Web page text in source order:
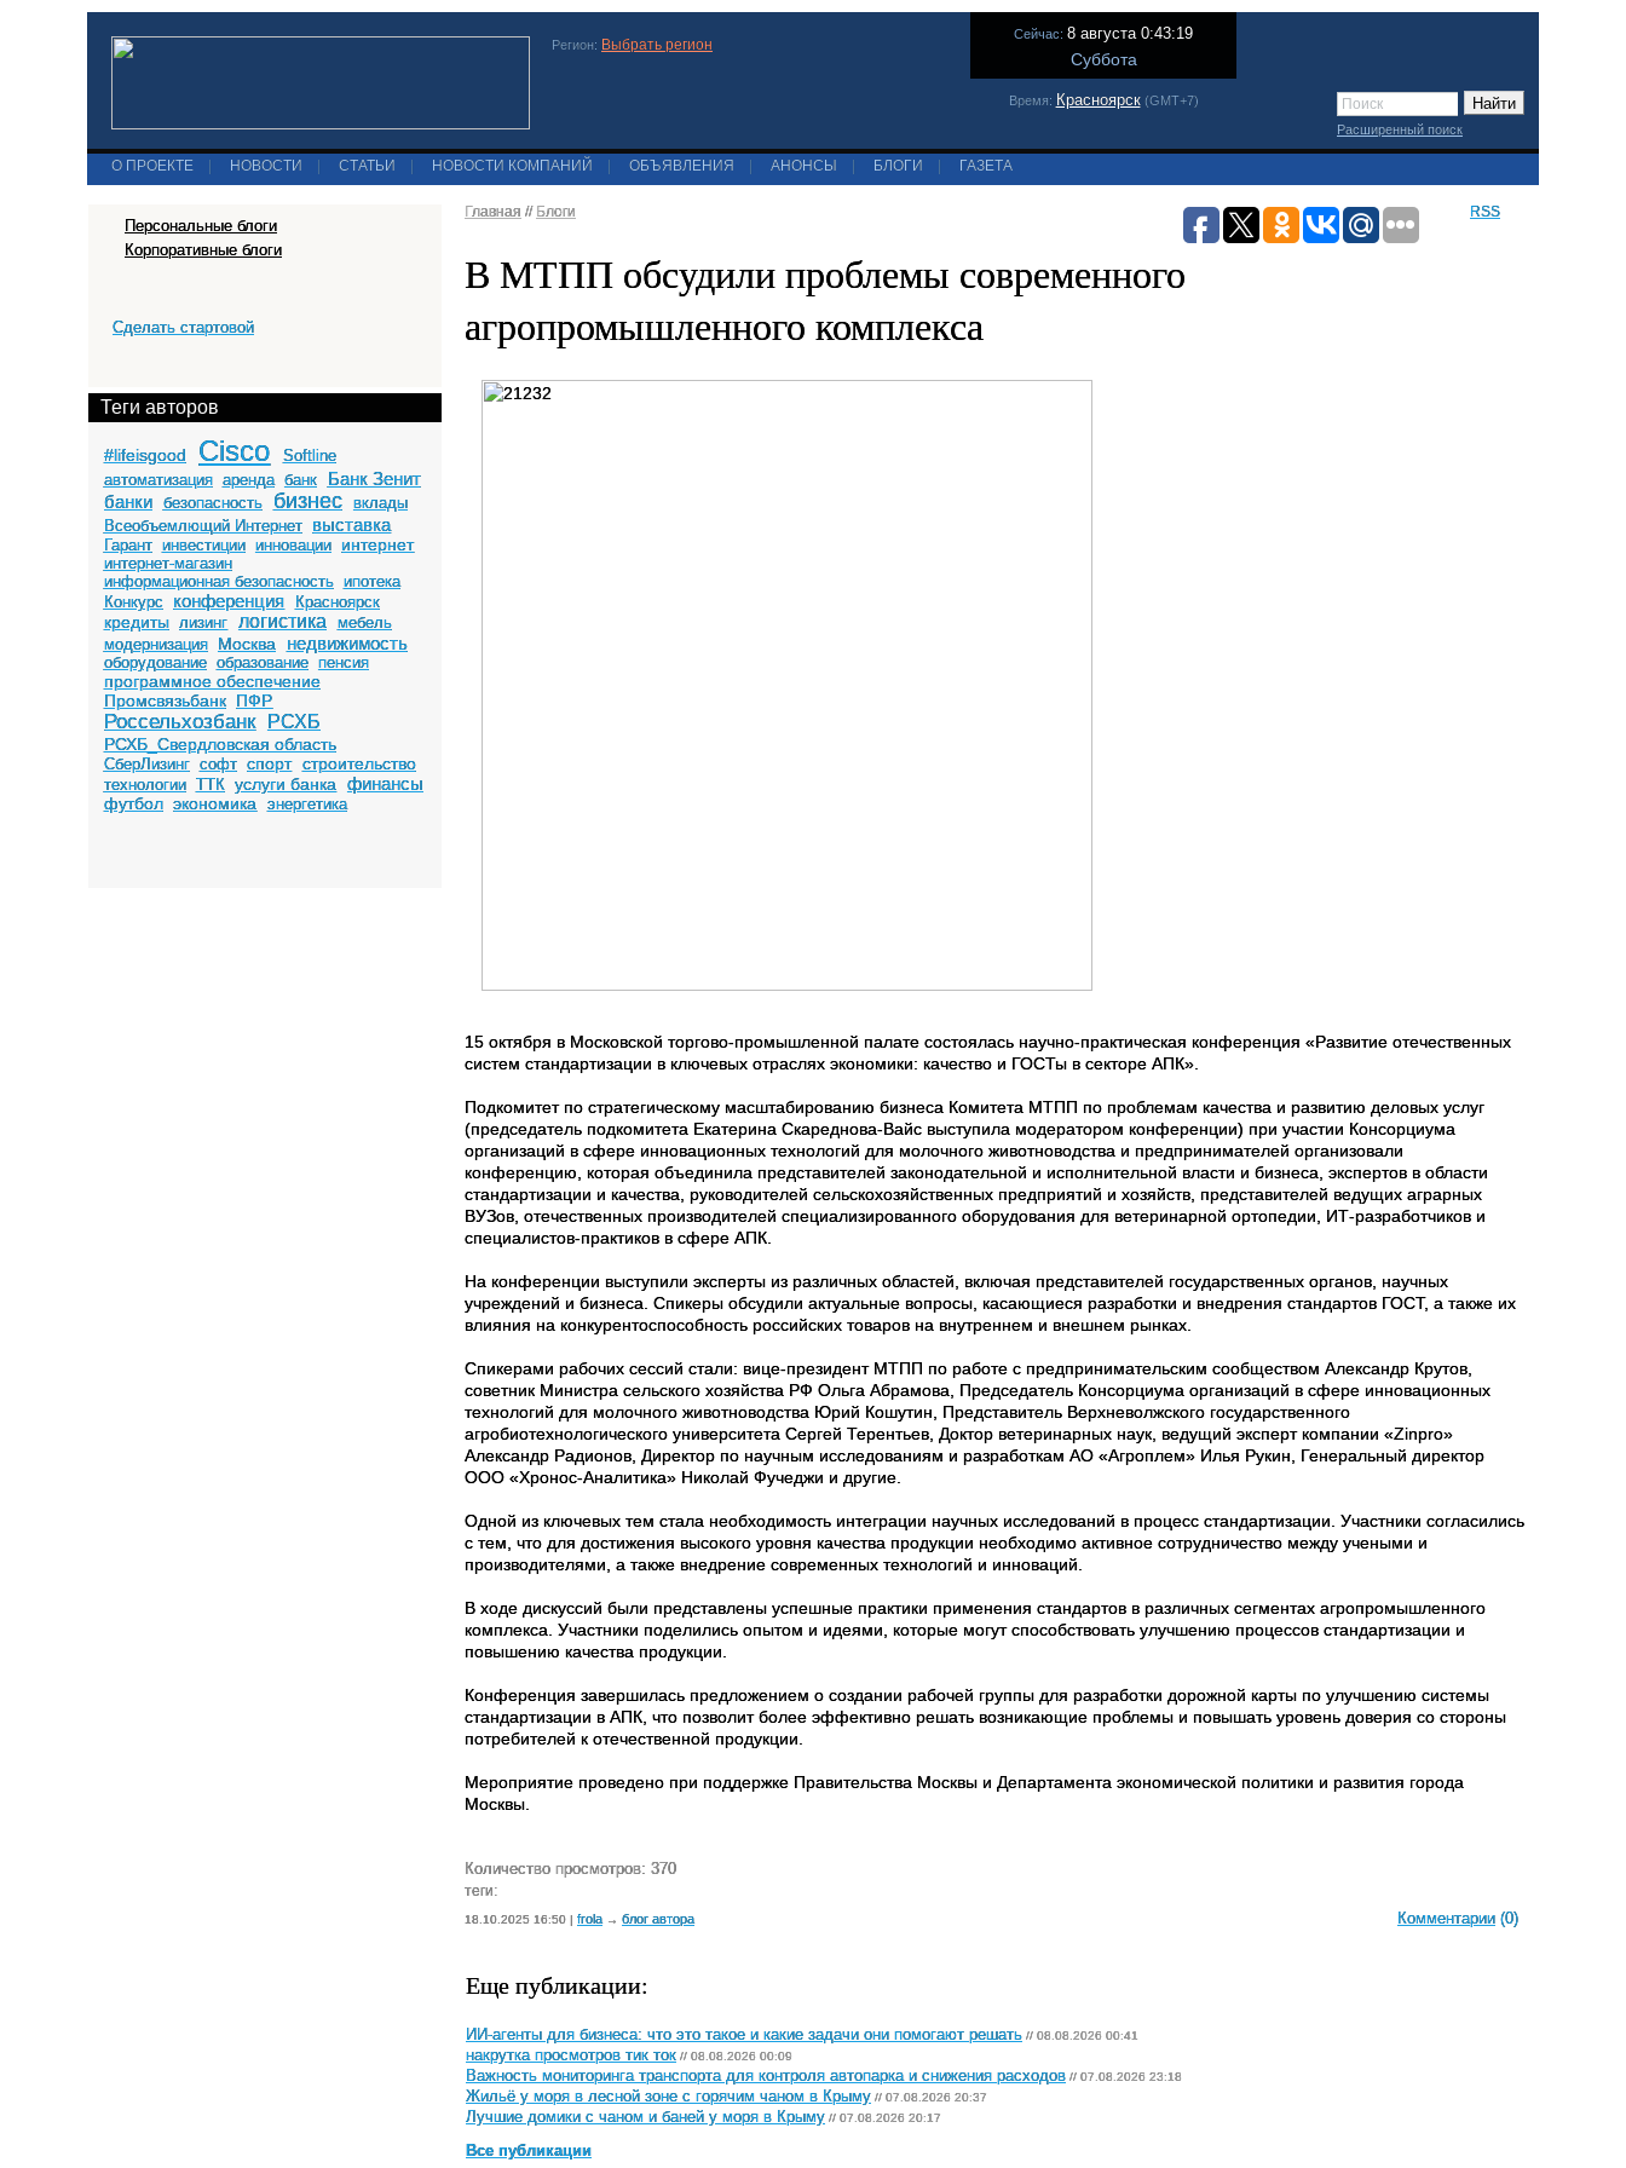
Регион: Выбрать регион
Сейчас: 8 августа 0:43:19
Суббота
Время: Красноярск(GMT+7)
Расширенный поиск
О ПРОЕКТЕ НОВОСТИ СТАТЬИ НОВОСТИ КОМПАНИЙ ОБЪЯВЛЕНИЯ АНОНСЫ БЛОГИ ГАЗЕТА
Персональные блоги
Корпоративные блоги
Сделать стартовой
Теги авторов
#lifeisgood Cisco
Softline
автоматизация аренда банк
Банк Зенит
банки безопасность бизнес
вклады
Всеобъемлющий Интернет
выставка
Гарант инвестиции инновации интернет
интернет-магазин
информационная безопасность ипотека
Конкурс
конференция Красноярск
кредиты лизинг логистика
мебель
модернизация
Москва недвижимость
оборудование образование пенсия
программное обеспечение
Промсвязьбанк ПФР
Россельхозбанк РСХБ
РСХБ_Свердловская область
СберЛизинг софт спорт строительство
технологии ТТК услуги банка финансы
футбол экономика энергетика
Главная // Блоги RSS
В МТПП обсудили проблемы современного
агропромышленного комплекса
15 октября в Московской торгово-промышленной палате состоялась научно-практическая конференция «Развитие отечественных
систем стандартизации в ключевых отраслях экономики: качество и ГОСТы в секторе АПК».
Подкомитет по стратегическому масштабированию бизнеса Комитета МТПП по проблемам качества и развитию деловых услуг
(председатель подкомитета Екатерина Скареднова-Вайс выступила модератором конференции) при участии Консорциума
организаций в сфере инновационных технологий для молочного животноводства и предпринимателей организовали
конференцию, которая объединила представителей законодательной и исполнительной власти и бизнеса, экспертов в области
стандартизации и качества, руководителей сельскохозяйственных предприятий и хозяйств, представителей ведущих аграрных
ВУЗов, отечественных производителей специализированного оборудования для ветеринарной ортопедии, ИТ-разработчиков и
специалистов-практиков в сфере АПК.
На конференции выступили эксперты из различных областей, включая представителей государственных органов, научных
учреждений и бизнеса. Спикеры обсудили актуальные вопросы, касающиеся разработки и внедрения стандартов ГОСТ, а также их
влияния на конкурентоспособность российских товаров на внутреннем и внешнем рынках.
Спикерами рабочих сессий стали: вице-президент МТПП по работе с предпринимательским сообществом Александр Крутов,
советник Министра сельского хозяйства РФ Ольга Абрамова, Председатель Консорциума организаций в сфере инновационных
технологий для молочного животноводства Юрий Кошутин, Представитель Верхневолжского государственного
агробиотехнологического университета Сергей Терентьев, Доктор ветеринарных наук, ведущий эксперт компании «Zinpro»
Александр Радионов, Директор по научным исследованиям и разработкам АО «Агроплем» Илья Рукин, Генеральный директор
ООО «Хронос-Аналитика» Николай Фучеджи и другие.
Одной из ключевых тем стала необходимость интеграции научных исследований в процесс стандартизации. Участники согласились
с тем, что для достижения высокого уровня качества продукции необходимо активное сотрудничество между учеными и
производителями, а также внедрение современных технологий и инноваций.
В ходе дискуссий были представлены успешные практики применения стандартов в различных сегментах агропромышленного
комплекса. Участники поделились опытом и идеями, которые могут способствовать улучшению процессов стандартизации и
повышению качества продукции.
Конференция завершилась предложением о создании рабочей группы для разработки дорожной карты по улучшению системы
стандартизации в АПК, что позволит более эффективно решать возникающие проблемы и повышать уровень доверия со стороны
потребителей к отечественной продукции.
Мероприятие проведено при поддержке Правительства Москвы и Департамента экономической политики и развития города
Москвы.
Количество просмотров: 370
теги:
18.10.2025 16:50 | frola → блог автора Комментарии (0)
Еще публикации:
ИИ-агенты для бизнеса: что это такое и какие задачи они помогают решать // 08.08.2026 00:41
накрутка просмотров тик ток // 08.08.2026 00:09
Важность мониторинга транспорта для контроля автопарка и снижения расходов // 07.08.2026 23:18
Жильё у моря в лесной зоне с горячим чаном в Крыму // 07.08.2026 20:37
Лучшие домики с чаном и баней у моря в Крыму // 07.08.2026 20:17
Все публикации